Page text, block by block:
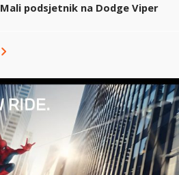
Mali podsjetnik na Dodge Viper